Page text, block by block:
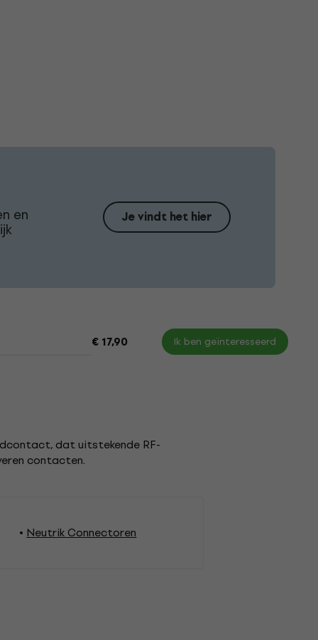
en Je vindt het hier
€ 17,90 Ik ben geïnteresseerd
dat uitstekende RF-
contacten.
Neutrik Connectoren